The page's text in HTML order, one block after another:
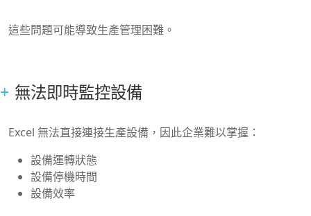
這些問題可能導致生產管理困難。
無法即時監控設備
Excel 無法直接連接生產設備，因此企業難以掌握：
設備運轉狀態
設備停機時間
設備效率